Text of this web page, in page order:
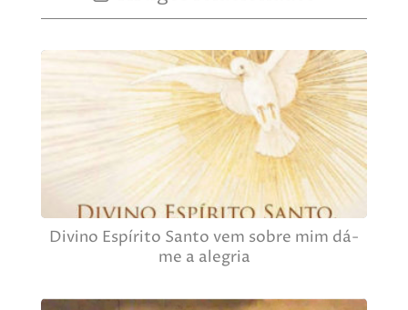
Divino Espírito Santo vem sobre mim dá-
me a alegria